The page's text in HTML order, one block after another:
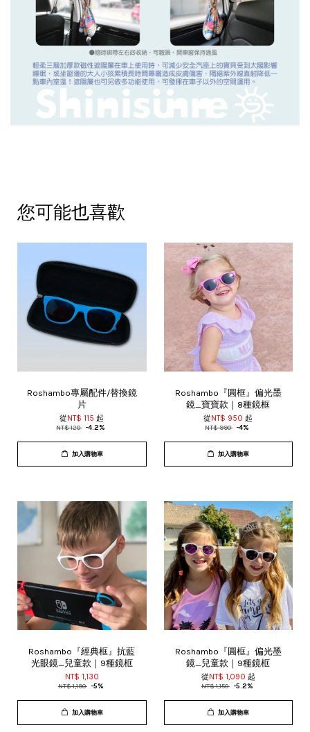
您可能也喜歡
Roshambo專屬配件/替換鏡
片
從NT$ 115起
NT$ 120 -4.2%
加入購物車
Roshambo『圓框』偏光墨
鏡_寶寶款｜8種鏡框
從NT$ 950起
NT$ 990 -4%
加入購物車
Roshambo『經典框』抗藍
光眼鏡_兒童款｜9種鏡框
NT$ 1,130
NT$ 1,190 -5%
加入購物車
Roshambo『圓框』偏光墨
鏡_兒童款｜9種鏡框
從NT$ 1,090 起
NT$ 1,150 -5.2%
加入購物車